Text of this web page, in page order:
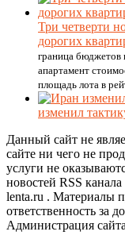
Три четверти
дорогих
граница бюджетов
апартамент
площадь лота в
изменил
Данный сайт не
сайте ни чего не
услуги не
новостей RSS
lenta.ru . Материалы
ответственность за
Администрация